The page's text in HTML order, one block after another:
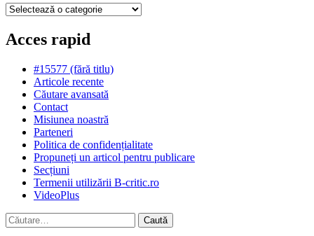
Categorii
Acces rapid
#15577 (fără titlu)
Articole recente
Căutare avansată
Contact
Misiunea noastră
Parteneri
Politica de confidențialitate
Propuneți un articol pentru publicare
Secțiuni
Termenii utilizării B-critic.ro
VideoPlus
Caută
după: